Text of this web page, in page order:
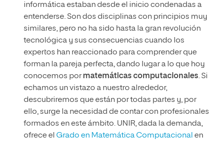
informática estaban desde el inicio condenadas a
entenderse. Son dos disciplinas con principios muy
similares, pero no ha sido hasta la gran revolución
tecnológica y sus consecuencias cuando los
expertos han reaccionado para comprender que
forman la pareja perfecta, dando lugar a lo que hoy
conocemos pormatemáticas computacionales. Si
echamos un vistazo a nuestro alrededor,
descubriremos que están por todas partes y, por
ello, surge la necesidad de contar con profesionales
formados en este ámbito. UNIR, dada la demanda,
ofrece el Grado en Matemática Computacional en